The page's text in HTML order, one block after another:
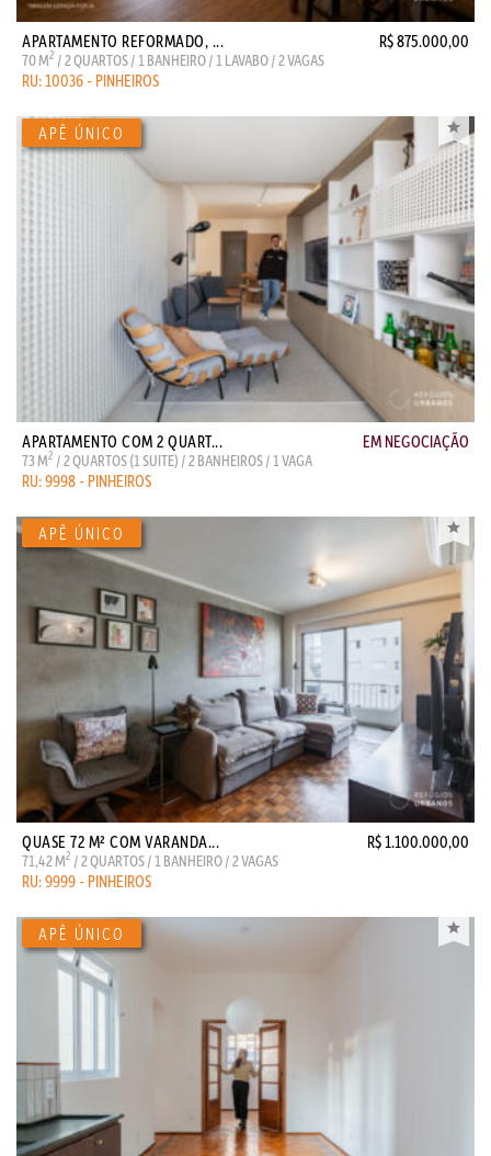
APARTAMENTO REFORMADO, ... R$ 875.000,00
70 M2 / 2 QUARTOS / 1 BANHEIRO / 1 LAVABO / 2 VAGAS
RU: 10036 - PINHEIROS
APARTAMENTO COM 2 QUART... EM NEGOCIAÇÃO
73 M2 / 2 QUARTOS (1 SUITE) / 2 BANHEIROS / 1 VAGA
RU: 9998 - PINHEIROS
QUASE 72 M² COM VARANDA... R$ 1.100.000,00
71,42 M2 / 2 QUARTOS / 1 BANHEIRO / 2 VAGAS
RU: 9999 - PINHEIROS